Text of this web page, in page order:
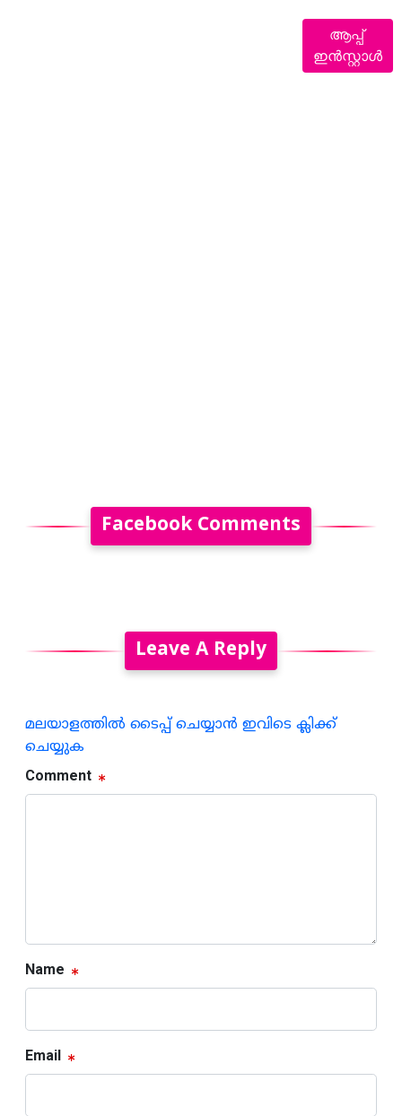
Facebook Comments
Leave A Reply
മലയാളത്തില്‍ ടൈപ്പ് ചെയ്യാന്‍ ഇവിടെ ക്ലിക്ക്
ചെയ്യുക
Comment
Name
Email
ആപ്പ്
ഇൻസ്റ്റാൾ